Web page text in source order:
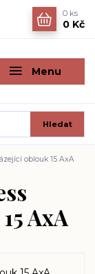
Menu
Hledat
0 ks
0 Kč
oblouk 15 AxA
AxA